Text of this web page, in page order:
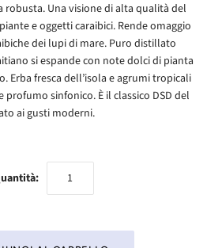
robusta. Una visione di alta qualità del
e oggetti caraibici. Rende omaggio
dei lupi di mare. Puro distillato
si espande con note dolci di pianta
Erba fresca dell’isola e agrumi tropicali
sinfonico. È il classico DSD del
ai gusti moderni.